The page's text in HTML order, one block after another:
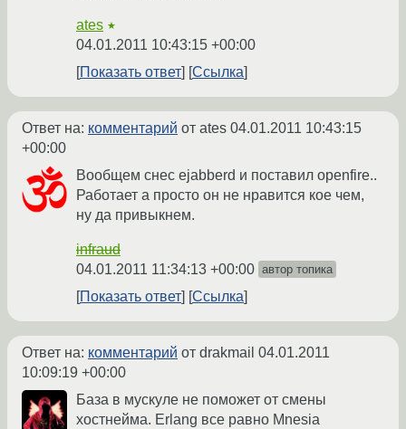
ates ★
04.01.2011 10:43:15 +00:00
Показать ответ
Ссылка
Ответ на: комментарий от ates 04.01.2011 10:43:15
+00:00
Вообщем снес ejabberd и поставил openfire..
Работает а просто он не нравится кое чем,
ну да привыкнем.
infraud
04.01.2011 11:34:13 +00:00 автор топика
Показать ответ Ссылка
Ответ на: комментарий от drakmail 04.01.2011
10:09:19 +00:00
База в мускуле не поможет от смены
хостнейма. Erlang все равно Mnesia